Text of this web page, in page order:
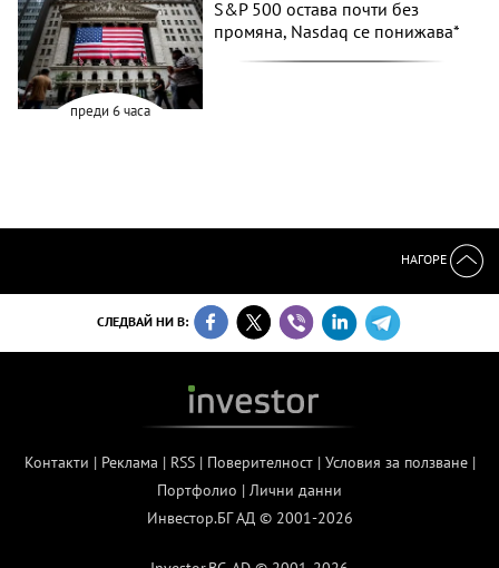
преди 6 часа
S&P 500 остава почти без
промяна, Nasdaq се понижава*
НАГОРЕ
СЛЕДВАЙ НИ В:
Контакти | Реклама | RSS| Поверителност| Условия за ползване|
Портфолио | Лични данни
Инвестор.БГ АД © 2001-2026